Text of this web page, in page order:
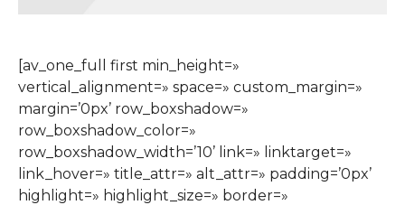
[av_one_full first min_height=»
vertical_alignment=» space=» custom_margin=»
margin=’0px’ row_boxshadow=»
row_boxshadow_color=»
row_boxshadow_width=’10’ link=» linktarget=»
link_hover=» title_attr=» alt_attr=» padding=’0px’
highlight=» highlight_size=» border=»